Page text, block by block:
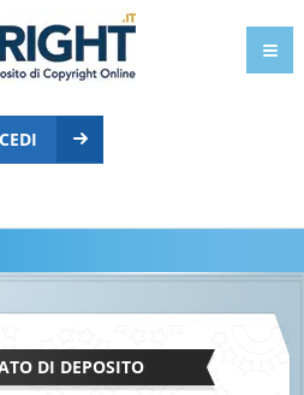
DI DEPOSITO